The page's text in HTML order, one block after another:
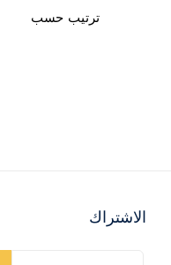
ترتيب حسب
الاشتراك